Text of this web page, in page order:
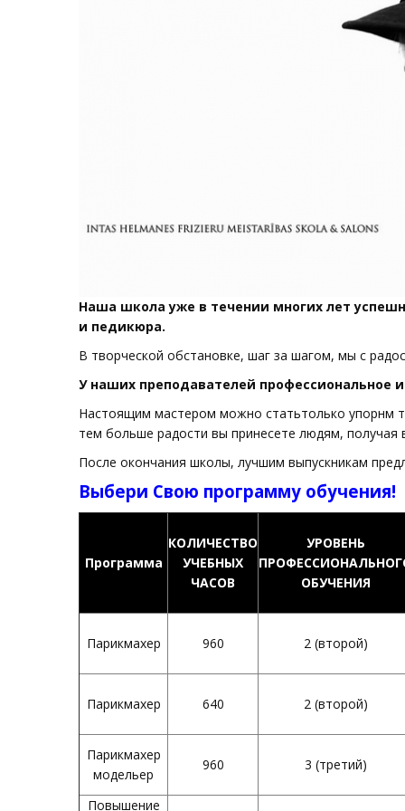
Наша школа уже в течении многих лет
и педикюра.
В творческой обстановке, шаг за шагом, мы с
​У наших преподавателей профессиональное
​Настоящим мастером можно статьтолько упорнм
тем больше радости вы принесете людям, получая
​После окончания школы, лучшим выпускникам
Выбери Свою программу обучения!
Программа
КОЛИЧЕСТВО
УЧЕБНЫХ
ЧАСОВ
УРОВЕНЬ
ОБУЧЕНИЯ
Парикмахер 960 2 (второй)
Парикмахер 640 2 (второй)
Парикмахер
модельер
960 3 (третий)
Повышение